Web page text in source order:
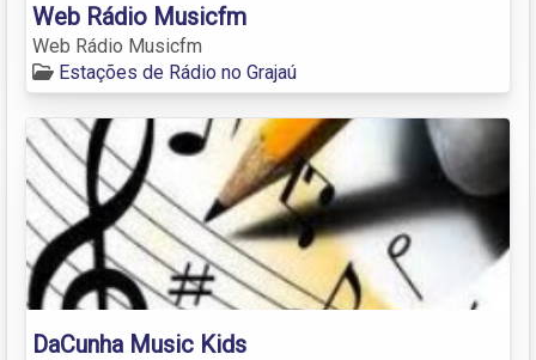
Web Rádio Musicfm
Web Rádio Musicfm
Estações de Rádio no Grajaú
DaCunha Music Kids